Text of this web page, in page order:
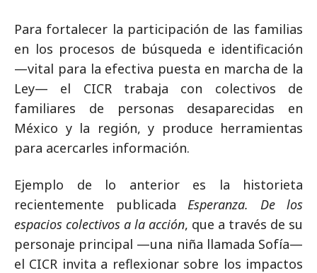
Para fortalecer la participación de las familias
en los procesos de búsqueda e identificación
—vital para la efectiva puesta en marcha de la
Ley— el CICR trabaja con colectivos de
familiares de personas desaparecidas en
México y la región, y produce herramientas
para acercarles información.
Ejemplo de lo anterior es la historieta
recientemente publicada Esperanza. De los
espacios colectivos a la acción, que a través de su
personaje principal —una niña llamada Sofía—
el CICR invita a reflexionar sobre los impactos